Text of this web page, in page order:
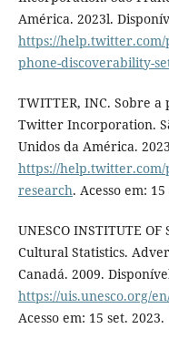
América. 2023l.
https://help.twitter.com/
phone-discoverability-
TWITTER, INC. Sobre
Twitter Incorporation.
Unidos da América.
https://
research. Acesso em:
UNESCO INSTITUTE
Cultural Statistics.
Canadá. 2009.
https://uis.unesco.org/
Acesso em: 15 set. 2023.